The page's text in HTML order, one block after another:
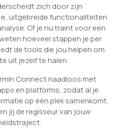
zich door zijn
uitgebreide functionaliteiten
Of je nu traint voor een
hoeveel stappen je per
de tools die jou helpen om
uit jezelf te halen.
Connect naadloos met
en platforms, zodat al je
op één plek samenkomt.
jij de regisseur van jouw